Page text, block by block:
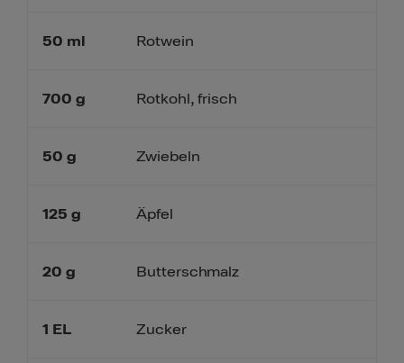
50 ml
700 g
50 g
125 g
20 g
1 EL
Rotwein
Rotkohl, frisch
Zwiebeln
Äpfel
Butterschmalz
Zucker